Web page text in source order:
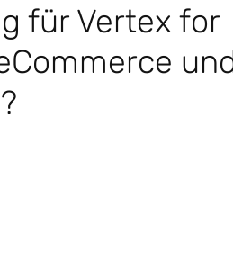
für Vertex for